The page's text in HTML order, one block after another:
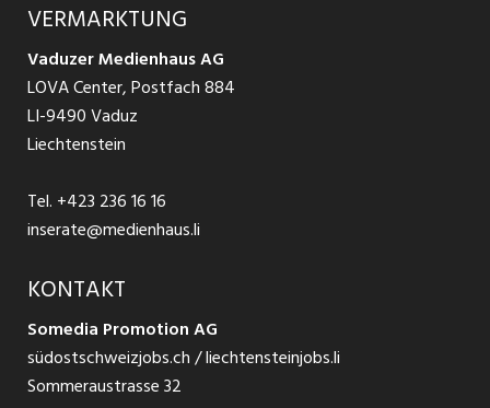
Jobs in St. Gallen
Jobs in Glarus
Jobs in der Südostschweiz
Temporär Jobs
Teilzeit Jobs
Praktikum
Schnittstelle
Ratgeber Bewerbung / Rekrutierung
AGB
Datenschutzbestimmungen
Nutzungsbedingungen
Impressum
VERMARKTUNG
Vaduzer Medienhaus AG
LOVA Center, Postfach 884
LI-9490 Vaduz
Liechtenstein
Tel. +423 236 16 16
inserate@medienhaus.li
KONTAKT
Somedia Promotion AG
südostschweizjobs.ch / liechtensteinjobs.li
Sommeraustrasse 32